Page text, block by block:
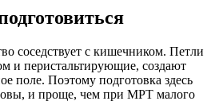
соседствует с кишечником. Петли
и перистальтирующие, создают
поле. Поэтому подготовка здесь
и проще, чем при МРТ малого